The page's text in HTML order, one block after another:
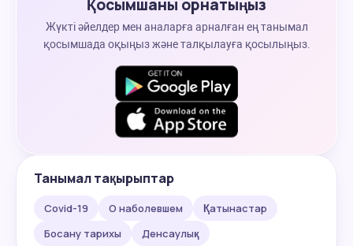
Қосымшаны орнатыңыз
Жүкті әйелдер мен аналарға арналған ең танымал
қосымшада оқыңыз және талқылауға қосылыңыз.
Танымал тақырыптар
Covid-19 О наболевшем
Қатынастар
Босану тарихы
Денсаулық